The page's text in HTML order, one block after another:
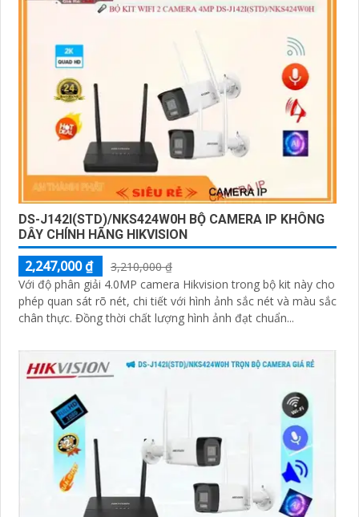
DS-J142I(STD)/NKS424W0H BỘ CAMERA IP KHÔNG
DÂY CHÍNH HÃNG HIKVISION
2,247,000 ₫
3,210,000 ₫
Với độ phân giải 4.0MP camera Hikvision trong bộ kit này cho
phép quan sát rõ nét, chi tiết với hình ảnh sắc nét và màu sắc
chân thực. Đồng thời chất lượng hình ảnh đạt chuẩn...